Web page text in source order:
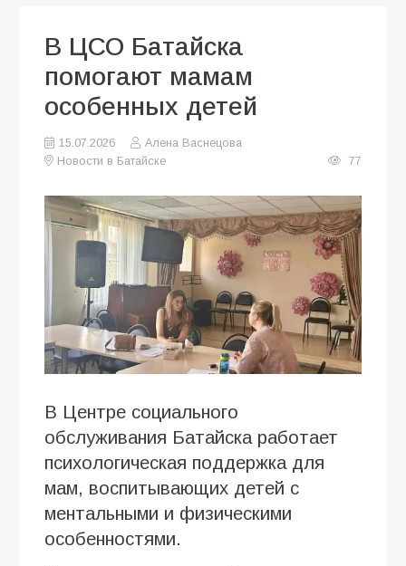
В ЦСО Батайска
помогают мамам
особенных детей
15.07.2026
Алена Васнецова
Новости в Батайске
77
В Центре социального
обслуживания Батайска работает
психологическая поддержка для
мам, воспитывающих детей с
ментальными и физическими
особенностями.